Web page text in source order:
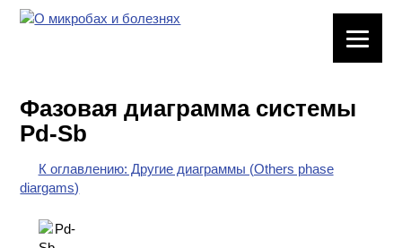
ХИМИЧЕСКАЯ
ПОСУДА
ВРЕДНЫЕ
ФАКТОРЫ
Фазовая диаграмма системы
Pd-Sb
К оглавлению: Другие диаграммы (Others phase
diargams)